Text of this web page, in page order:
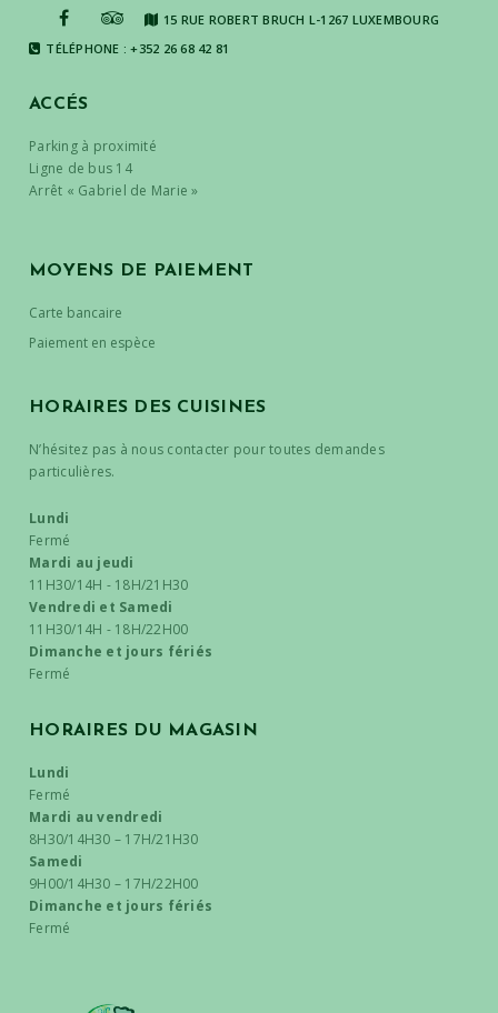
15 RUE ROBERT BRUCH L-1267 LUXEMBOURG
TÉLÉPHONE : +352 26 68 42 81
ACCÉS
Parking à proximité
Ligne de bus 14
Arrêt « Gabriel de Marie »
MOYENS DE PAIEMENT
Carte bancaire
Paiement en espèce
HORAIRES DES CUISINES
N’hésitez pas à nous contacter pour toutes demandes
particulières.
Lundi
Fermé
Mardi au jeudi
11H30/14H - 18H/21H30
Vendredi et Samedi
11H30/14H - 18H/22H00
Dimanche et jours fériés
Fermé
HORAIRES DU MAGASIN
Lundi
Fermé
Mardi au vendredi
8H30/14H30 – 17H/21H30
Samedi
9H00/14H30 – 17H/22H00
Dimanche et jours fériés
Fermé